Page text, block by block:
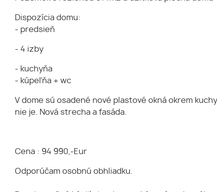
Dispozícia domu:
- predsieň
- 4 izby
- kuchyňa
- kúpeľňa + wc
V dome sú osadené nové plastové okná okrem
nie je. Nová strecha a fasáda.
Cena : 94 990,-Eur
Odporúčam osobnú obhliadku.